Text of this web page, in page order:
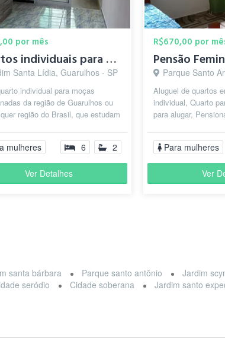
por mês
Quartos individuais para mulheres
Santa Lídia, Guarulhos - SP
individual para moças
da região de Guarulhos ou
região do Brasil, que estudam
mulheres 6 2
Ver Detalhes
R$670,00 por
Parque Santo
Aluguel de quartos
individual, Quarto
para alugar,
Para mulheres
Ver
santa bárbara Parque santo antônio Jardim
seródio Cidade soberana Jardim santo